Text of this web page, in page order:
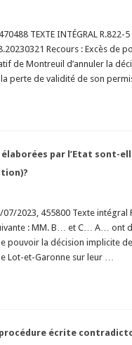
TEXTE INTÉGRAL R.822-
Recours : Excès de
de Montreuil d’annuler la
perte de validité de son
par l’Etat sont-
2023, 455800 Texte intégral
: MM. B… et C… A… ont
pouvoir la décision implicite
Lot-et-Garonne sur leur …
écrite